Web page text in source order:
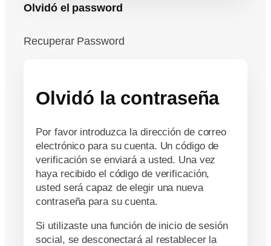
Olvidó el password
Recuperar Password
Olvidó la contraseña
Por favor introduzca la dirección de correo
electrónico para su cuenta. Un código de
verificación se enviará a usted. Una vez
haya recibido el código de verificación,
usted será capaz de elegir una nueva
contraseña para su cuenta.
Si utilizaste una función de inicio de sesión
social, se desconectará al restablecer la